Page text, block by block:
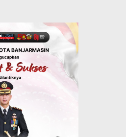
2026
Kalsel
Miras
Tuak